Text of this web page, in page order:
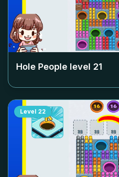
Hole People level 21
Level 22